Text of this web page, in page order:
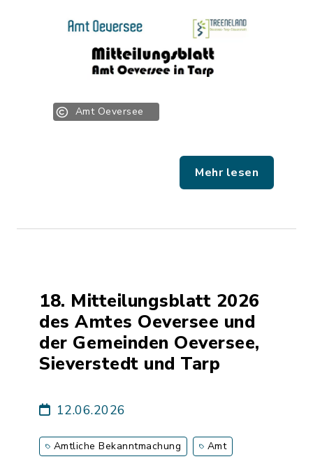
Amt Oeversee
Mehr lesen
18. Mitteilungsblatt 2026
des Amtes Oeversee und
der Gemeinden Oeversee,
Sieverstedt und Tarp
12.06.2026
Amtliche Bekanntmachung Amt